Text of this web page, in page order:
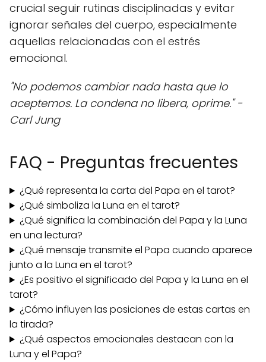
crucial seguir rutinas disciplinadas y evitar
ignorar señales del cuerpo, especialmente
aquellas relacionadas con el estrés
emocional.
"No podemos cambiar nada hasta que lo
aceptemos. La condena no libera, oprime." -
Carl Jung
FAQ - Preguntas frecuentes
¿Qué representa la carta del Papa en el tarot?
¿Qué simboliza la Luna en el tarot?
¿Qué significa la combinación del Papa y la Luna
en una lectura?
¿Qué mensaje transmite el Papa cuando aparece
junto a la Luna en el tarot?
¿Es positivo el significado del Papa y la Luna en el
tarot?
¿Cómo influyen las posiciones de estas cartas en
la tirada?
¿Qué aspectos emocionales destacan con la
Luna y el Papa?